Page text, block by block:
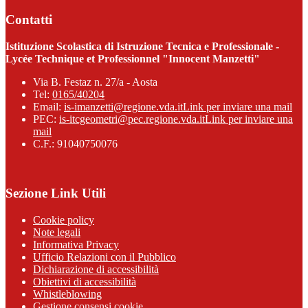
Contatti
Istituzione Scolastica di Istruzione Tecnica e Professionale -
Lycée Technique et Professionnel "Innocent Manzetti"
Via B. Festaz n. 27/a - Aosta
Tel: 0165/40204
Email: is-imanzetti@regione.vda.itLink per inviare una mail
PEC: is-itcgeometri@pec.regione.vda.itLink per inviare una
mail
C.F.: 91040750076
Sezione Link Utili
Cookie policy
Note legali
Informativa Privacy
Ufficio Relazioni con il Pubblico
Dichiarazione di accessibilità
Obiettivi di accessibilità
Whistleblowing